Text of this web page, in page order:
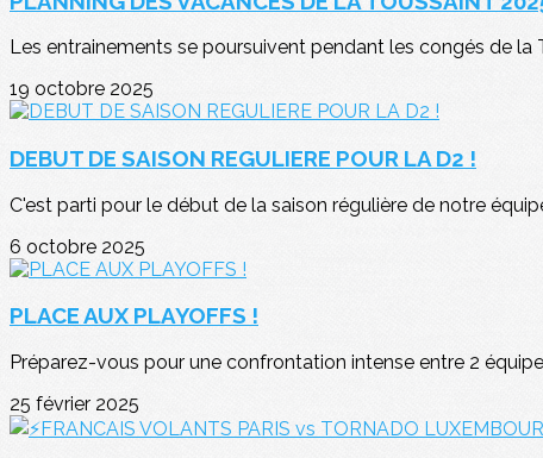
Les entrainements se poursuivent pendant les congés de la
19 octobre 2025
DEBUT DE SAISON REGULIERE POUR LA D2 !
C'est parti pour le début de la saison régulière de notre
6 octobre 2025
PLACE AUX PLAYOFFS !
Préparez-vous pour une confrontation intense entre 2
25 février 2025